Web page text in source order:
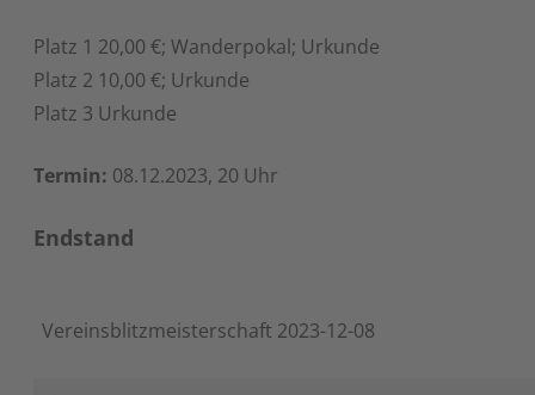
Platz 1 20,00 €; Wanderpokal; Urkunde
Platz 2 10,00 €; Urkunde
Platz 3 Urkunde
Termin: 08.12.2023, 20 Uhr
Endstand
Vereinsblitzmeisterschaft 2023-12-08